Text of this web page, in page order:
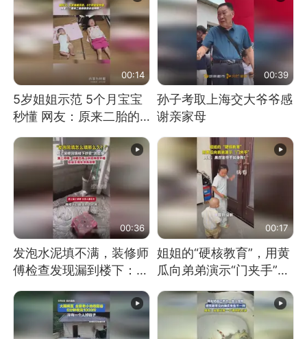
00:14
5岁姐姐示范 5个月宝宝
秒懂 网友：原来二胎的
00:39
孙子考取上海交大爷爷感
谢亲家母
00:36
发泡水泥填不满，装修师
傅检查发现漏到楼下：出
00:17
姐姐的“硬核教育”，用黄
瓜向弟弟演示“门夹手”，
教！